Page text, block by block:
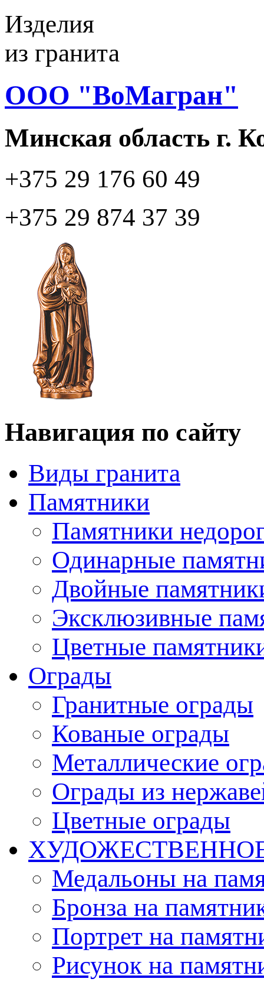
Изделия
из гранита
ООО "ВоМагран"
Минская область г.
+375 29 176 60 49
+375 29 874 37 39
Навигация по сайту
Виды гранита
Памятники
Памятники
Одинарные
Двойные
Эксклюзивные
Цветные
Ограды
Гранитные ограды
Кованые ограды
Металлические
Ограды из
Цветные ограды
Медальоны на
Бронза на
Портрет на
Рисунок на